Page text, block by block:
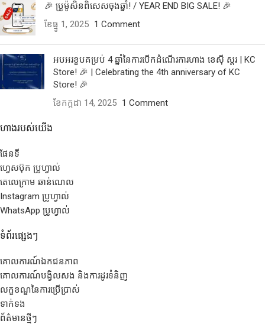
🎉 ប្រូម៉ូសិនពិសេសចុងឆ្នាំ! / YEAR END BIG SALE! 🎉
ខែ​ធ្នូ 1, 2025 1 Comment
អបអរខួបគម្រប់ 4 ឆ្នាំនៃការបើកដំណើរការហាង ខេស៊ី ស្តរ | KC
Store! 🎉 | Celebrating the 4th anniversary of KC
Store! 🎉
ខែ​កក្កដា 14, 2025 1 Comment
ហាងរបស់យើង
ផែនទី
ហ្វេសប៊ុក ប្រូហ្វាល់
តេលេក្រាម ឆាន់ណេល
Instagram ប្រូហ្វាល់
WhatsApp ប្រូហ្វាល់
ទំព័រផ្សេងៗ
គោលការណ៍ឯកជនភាព
គោលការណ៍បង្វិលសង និងការដូរទំនិញ
លក្ខខណ្ឌនៃការប្រើប្រាស់
ទាក់ទង
ព័ត៌មានថ្មីៗ